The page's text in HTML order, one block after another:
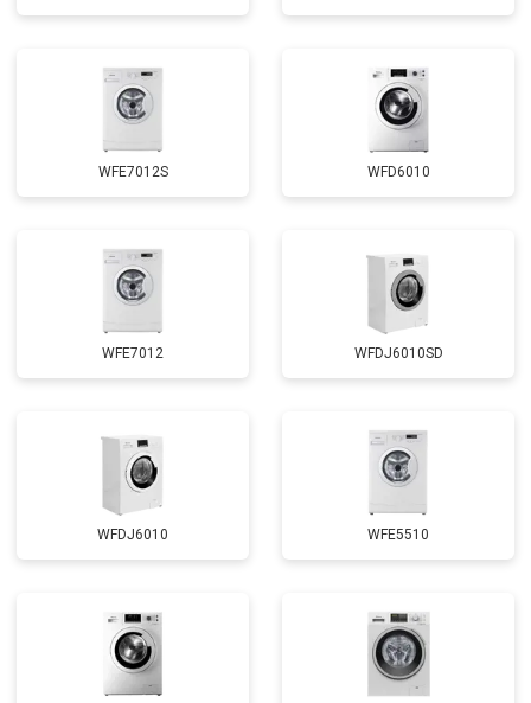
Замена УБЛ от 2100 ₽ Заказать
Замена приводного ремня от 2550 ₽ Заказать
WFE7012S WFD6010
WFE7012 WFDJ6010SD
WFDJ6010 WFE5510